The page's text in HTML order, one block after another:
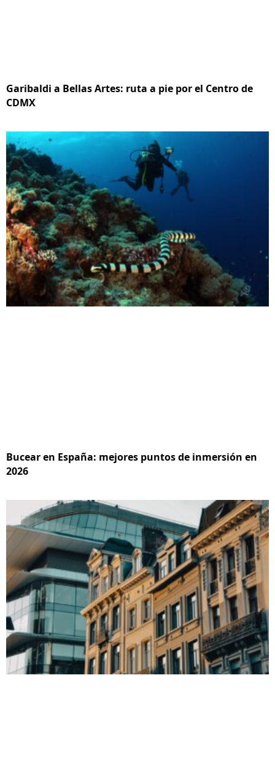
Garibaldi a Bellas Artes: ruta a pie por el Centro de
CDMX
Bucear en España: mejores puntos de inmersión en
2026